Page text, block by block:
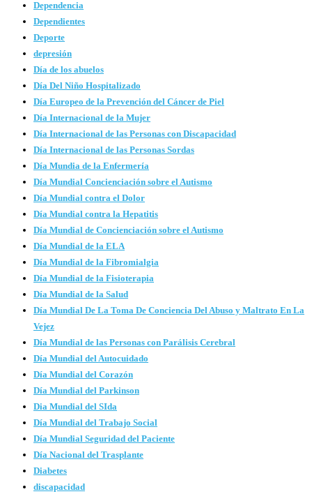
Dependencia
Dependientes
Deporte
depresión
Día de los abuelos
Día Del Niño Hospitalizado
Día Europeo de la Prevención del Cáncer de Piel
Día Internacional de la Mujer
Día Internacional de las Personas con Discapacidad
Día Internacional de las Personas Sordas
Día Mundia de la Enfermería
Día Mundial Concienciación sobre el Autismo
Día Mundial contra el Dolor
Día Mundial contra la Hepatitis
Día Mundial de Concienciación sobre el Autismo
Día Mundial de la ELA
Día Mundial de la Fibromialgia
Día Mundial de la Fisioterapia
Día Mundial de la Salud
Día Mundial De La Toma De Conciencia Del Abuso y Maltrato En La
Vejez
Día Mundial de las Personas con Parálisis Cerebral
Día Mundial del Autocuidado
Día Mundial del Corazón
Día Mundial del Parkinson
Dia Mundial del SIda
Día Mundial del Trabajo Social
Día Mundial Seguridad del Paciente
Día Nacional del Trasplante
Diabetes
discapacidad